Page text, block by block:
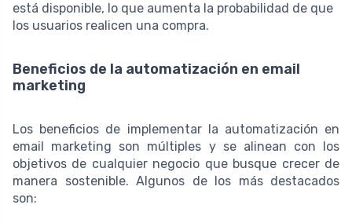
está disponible, lo que aumenta la probabilidad de que
los usuarios realicen una compra.
Beneficios de la automatización en email
marketing
Los beneficios de implementar la automatización en
email marketing son múltiples y se alinean con los
objetivos de cualquier negocio que busque crecer de
manera sostenible. Algunos de los más destacados
son: